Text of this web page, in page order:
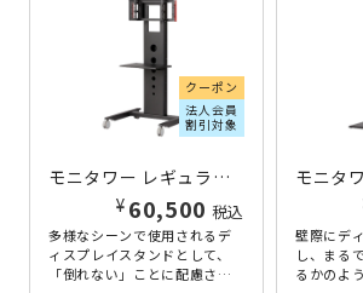
クーポン
法人会員
割引対象
モニタワー レギュラータイプ W800×D750×H1560 ブラック
¥ 60,500 税込
多様なシーンで使用されるデ
ィスプレイスタンドとして、
「倒れない」ことに配慮され
壁際にデ
し、まる
るかのよ